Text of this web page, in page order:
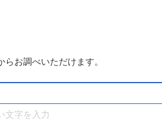
お調べいただけます。